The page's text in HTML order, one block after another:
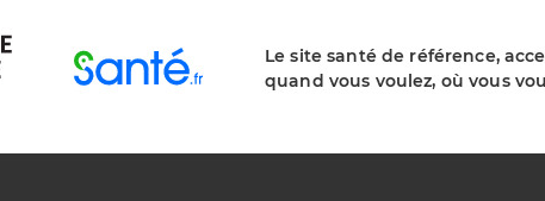
Le site santé de référence,
quand vous voulez, où vous